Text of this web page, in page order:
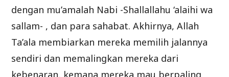
dengan mu’amalah Nabi -Shallallahu ‘alaihi wa
sallam- , dan para sahabat. Akhirnya, Allah
Ta’ala membiarkan mereka memilih jalannya
sendiri dan memalingkan mereka dari
kebenaran, kemana mereka mau berpaling